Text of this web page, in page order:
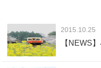
2015.10.25
【NEWS